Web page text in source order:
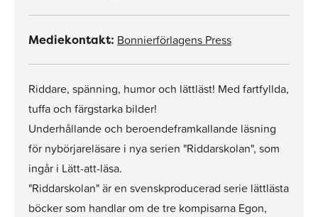
Mediekontakt: Bonnierförlagens Press
Riddare, spänning, humor och lättläst! Med fartfyllda,
tuffa och färgstarka bilder!
Underhållande och beroendeframkallande läsning
för nybörjareläsare i nya serien "Riddarskolan", som
ingår i Lätt-att-läsa.
"Riddarskolan" är en svenskproducerad serie lättlästa
böcker som handlar om de tre kompisarna Egon,